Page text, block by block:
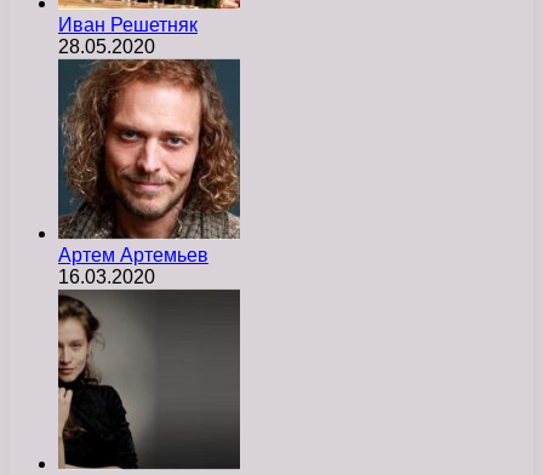
Иван Решетняк
28.05.2020
Артем Артемьев
16.03.2020